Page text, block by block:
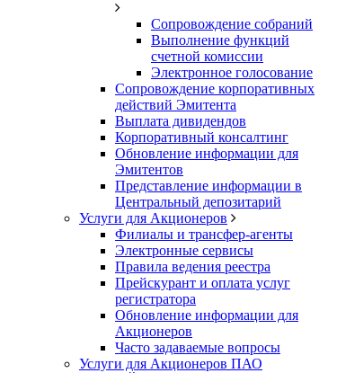
Сопровождение собраний
Выполнение функций
счетной комиссии
Электронное голосование
Сопровождение корпоративных
действий Эмитента
Выплата дивидендов
Корпоративный консалтинг
Обновление информации для
Эмитентов
Представление информации в
Центральный депозитарий
Услуги для Акционеров
Филиалы и трансфер-агенты
Электронные сервисы
Правила ведения реестра
Прейскурант и оплата услуг
регистратора
Обновление информации для
Акционеров
Часто задаваемые вопросы
Услуги для Акционеров ПАО